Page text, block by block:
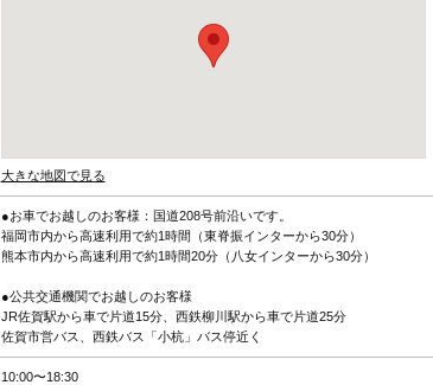
大きな地図で見る
●お車でお越しのお客様：国道208号前沿いです。
福岡市内から高速利用で約1時間（東脊振インターから30分）
熊本市内から高速利用で約1時間20分（八女インターから30分）
●公共交通機関でお越しのお客様
JR佐賀駅から車で片道15分、西鉄柳川駅から車で片道25分
佐賀市営バス、西鉄バス「小杭」バス停近く
10:00〜18:30